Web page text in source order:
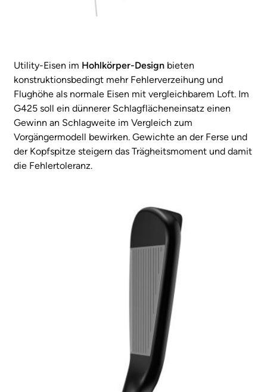
Utility-Eisen im Hohlkörper-Design bieten
konstruktionsbedingt mehr Fehlerverzeihung und
Flughöhe als normale Eisen mit vergleichbarem Loft. Im
G425 soll ein dünnerer Schlagflächeneinsatz einen
Gewinn an Schlagweite im Vergleich zum
Vorgängermodell bewirken. Gewichte an der Ferse und
der Kopfspitze steigern das Trägheitsmoment und damit
die Fehlertoleranz.